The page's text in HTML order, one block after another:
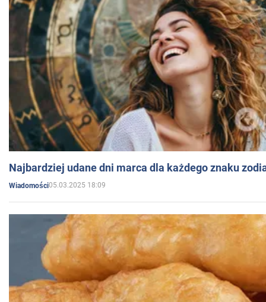
Najbardziej udane dni marca dla każdego znaku
Wiadomości05.03.2025 18:09